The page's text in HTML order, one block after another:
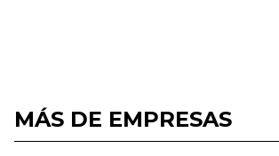
MÁS DE EMPRESAS